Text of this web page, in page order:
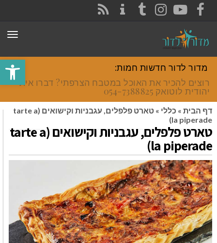
פתח
FACEBOOK
YOUTUBE
INSTAGRAM
TUMBLR
מדור לדור חדשות חמות:
רוצים להכיר את האוכל במטבח הצרפתי? דברו איתי
יהודית לוטואק 054-7388825.
דף הבית » כללי »
טארט פלפלים, עגבניות וקישואים (tarte a
la piperade)
טארט פלפלים, עגבניות וקישואים (tarte a
la piperade)